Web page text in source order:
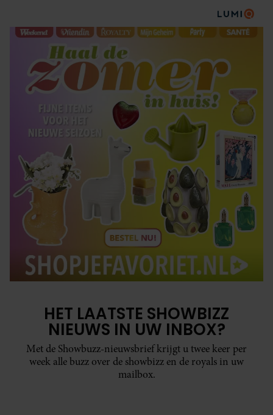
HET LAATSTE SHOWBIZZ
NIEUWS IN UW INBOX?
Met de Showbuzz-nieuwsbrief krijgt u twee keer per
week alle buzz over de showbizz en de royals in uw
mailbox.